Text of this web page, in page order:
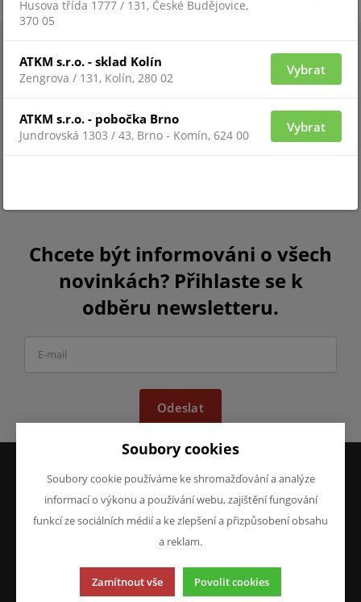
Chcete být informováni o všech
novinkách? Přihlaste se k
odběru newsletteru.
Odeslat
VŠE O NÁKUPU
Obchodní podmínky
osobních údajů
Doprava a platba
O FIRMĚ
O nás
Kontakty
Soubory cookies
Soubory cookie používáme ke shromažďování a analýze
informací o výkonu a používání webu, zajištění fungování
funkcí ze sociálních médií a ke zlepšení a přizpůsobení obsahu
a reklam.
Zamítnout vše Povolit cookies
Husova třída 1777 / 131, České Budějovice,
370 05
ATKM s.r.o. - sklad Kolín
Zengrova / 131, Kolín, 280 02
Vybrat
ATKM s.r.o. - pobočka Brno
Jundrovská 1303 / 43, Brno - Komín, 624 00
Vybrat